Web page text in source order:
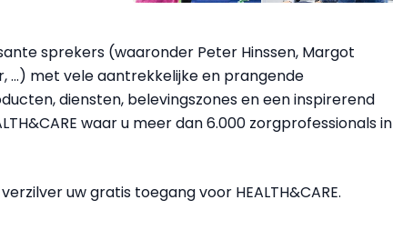
sprekers (waaronder Peter Hinssen, Margot
…) met vele aantrekkelijke en prangende
diensten, belevingszones en een inspirerend
waar u meer dan 6.000 zorgprofessionals in
uw gratis toegang voor HEALTH&CARE.